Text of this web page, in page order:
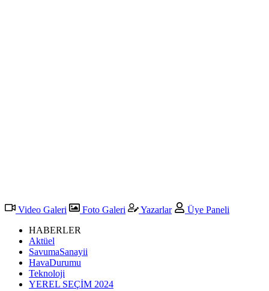
Video Galeri Foto Galeri Yazarlar
Üye Paneli
HABERLER
Aktüel
SavumaSanayii
HavaDurumu
Teknoloji
YEREL SEÇİM 2024